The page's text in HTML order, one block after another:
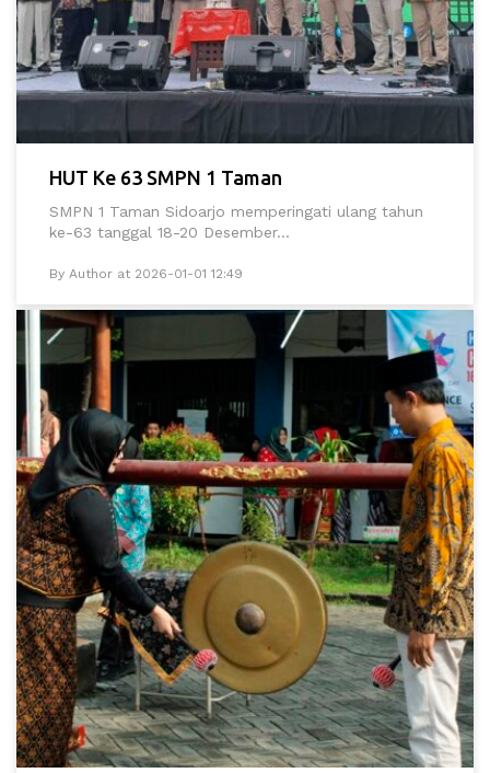
HUT Ke 63 SMPN 1 Taman
SMPN 1 Taman Sidoarjo memperingati ulang tahun
ke-63 tanggal 18-20 Desember...
By Author at 2026-01-01 12:49